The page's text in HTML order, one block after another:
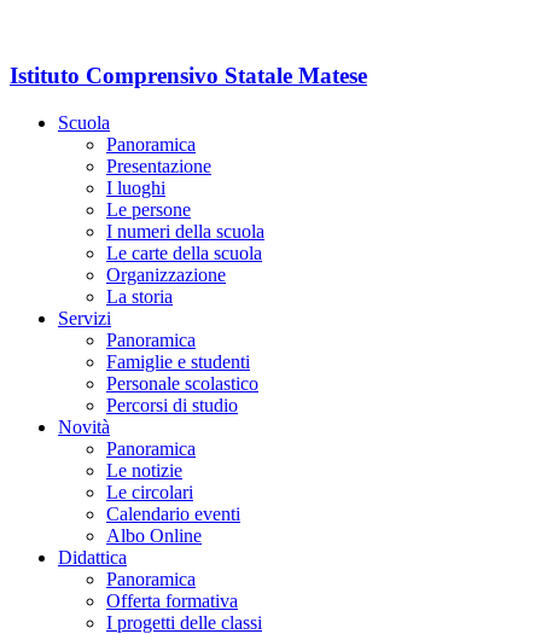
Istituto Comprensivo Statale Matese
Scuola
Panoramica
Presentazione
I luoghi
Le persone
I numeri della scuola
Le carte della scuola
Organizzazione
La storia
Servizi
Panoramica
Famiglie e studenti
Personale scolastico
Percorsi di studio
Novità
Panoramica
Le notizie
Le circolari
Calendario eventi
Albo Online
Didattica
Panoramica
Offerta formativa
I progetti delle classi